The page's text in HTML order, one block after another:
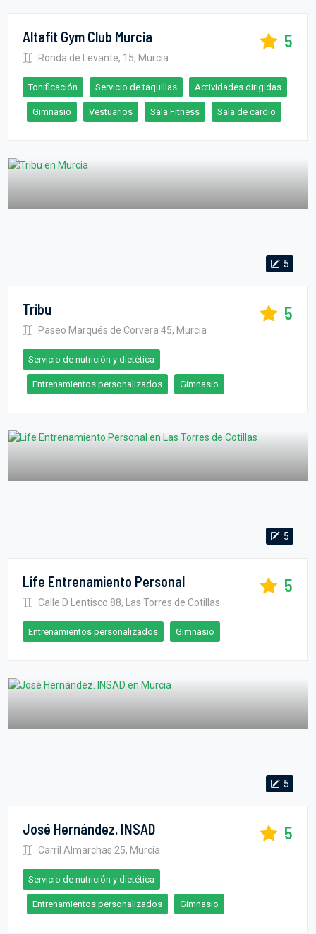
Altafit Gym Club Murcia
Ronda de Levante, 15, Murcia
5
Tonificación Servicio de taquillas Actividades dirigidas
Gimnasio Vestuarios Sala Fitness Sala de cardio
5
Tribu
Paseo Marqués de Corvera 45, Murcia
5
Servicio de nutrición y dietética
Entrenamientos personalizados Gimnasio
5
Life Entrenamiento Personal
Calle D Lentisco 88, Las Torres de Cotillas
5
Entrenamientos personalizados Gimnasio
5
José Hernández. INSAD
Carril Almarchas 25, Murcia
5
Servicio de nutrición y dietética
Entrenamientos personalizados Gimnasio